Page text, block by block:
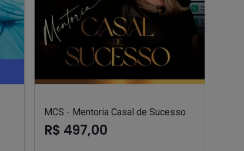
MCS - Mentoria Casal de Sucesso
R$ 497,00